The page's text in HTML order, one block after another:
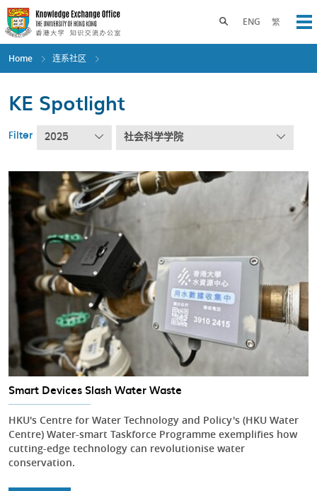
Skip
to
main
content
ENG 繁
Toggle search panel
Home 连系社区
KE Spotlight
Filter 2025 社会科学学院
Smart Devices Slash Water Waste
HKU's Centre for Water Technology and Policy's (HKU Water
Centre) Water-smart Taskforce Programme exemplifies how
cutting-edge technology can revolutionise water
conservation.